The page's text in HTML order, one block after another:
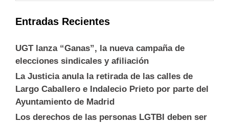
Entradas Recientes
UGT lanza “Ganas”, la nueva campaña de
elecciones sindicales y afiliación
La Justicia anula la retirada de las calles de
Largo Caballero e Indalecio Prieto por parte del
Ayuntamiento de Madrid
Los derechos de las personas LGTBI deben ser